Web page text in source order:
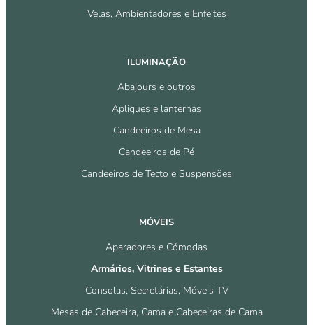
Velas, Ambientadores e Enfeites
ILUMINAÇÃO
Abajours e outros
Apliques e lanternas
Candeeiros de Mesa
Candeeiros de Pé
Candeeiros de Tecto e Suspensões
MÓVEIS
Aparadores e Cómodas
Armários, Vitrines e Estantes
Consolas, Secretárias, Móveis TV
Mesas de Cabeceira, Cama e Cabeceiras de Cama